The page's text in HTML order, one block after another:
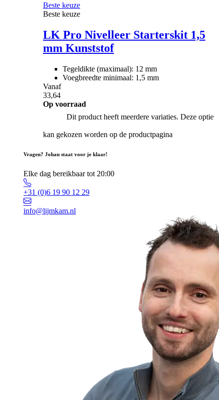
Beste keuze
Beste keuze
LK Pro Nivelleer Starterskit 1,5
mm Kunststof
Tegeldikte (maximaal): 12 mm
Voegbreedte minimaal: 1,5 mm
Vanaf
33,64
Op voorraad
Dit product heeft meerdere variaties. Deze optie
kan gekozen worden op de productpagina
Vragen? Johan staat voor je klaar!
Elke dag bereikbaar tot 20:00
+31 (0)6 19 90 12 29
info@lijmkam.nl